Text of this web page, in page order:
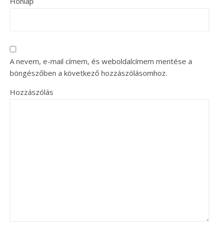
A nevem, e-mail címem, és weboldalcímem mentése a
böngészőben a következő hozzászólásomhoz.
Hozzászólás